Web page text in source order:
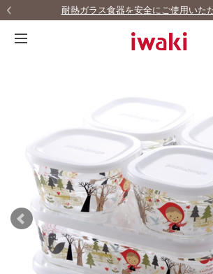
耐熱ガラス食器を安全にご使用いた